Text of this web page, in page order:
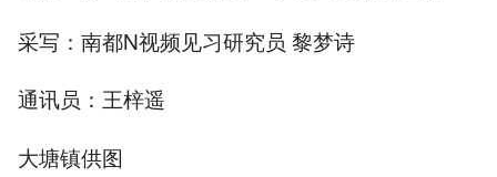
采写：南都N视频见习研究员 黎梦诗
通讯员：王梓遥
大塘镇供图